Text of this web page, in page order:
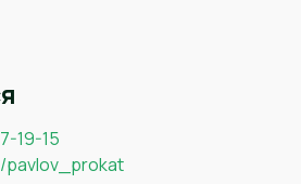
19-15
pavlov_prokat